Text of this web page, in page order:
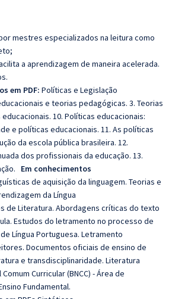
mestres especializados na leitura como
a aprendizagem de maneira acelerada.
em PDF: Políticas e Legislação
e teorias pedagógicas. 3. Teorias
10. Políticas educacionais:
e políticas educacionais. 11. As políticas
da escola pública brasileira. 12.
dos profissionais da educação. 13.
Em conhecimentos
de aquisição da linguagem. Teorias e
da Língua
de Literatura. Abordagens críticas do texto
Estudos do letramento no processo de
Língua Portuguesa. Letramento
Documentos oficiais de ensino de
e transdisciplinaridade. Literatura
Curricular (BNCC) - Área de
Fundamental.